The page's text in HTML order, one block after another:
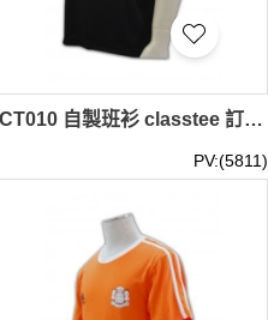
CT010 自製班衫 classtee 訂團體班衫 DIY班衫
PV:(5811)